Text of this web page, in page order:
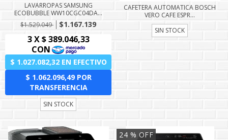
LAVARROPAS SAMSUNG
ECOBUBBLE WW10CGC04DA...
$1.529.049
$1.167.139
SIN STOCK
CAFETERA AUTOMATICA BOSCH
VERO CAFE ESPR...
SIN STOCK
24 % OFF